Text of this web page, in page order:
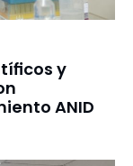
y
ANID